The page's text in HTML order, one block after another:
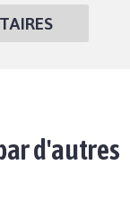
d'autres